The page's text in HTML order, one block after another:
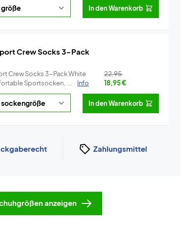
In den Warenkorb
Crew Socks 3-Pack
Crew Socks 3-Pack White
Sportsocken, ...
Info
22,95
18,95€
In den Warenkorb
Zahlungsmittel
anzeigen